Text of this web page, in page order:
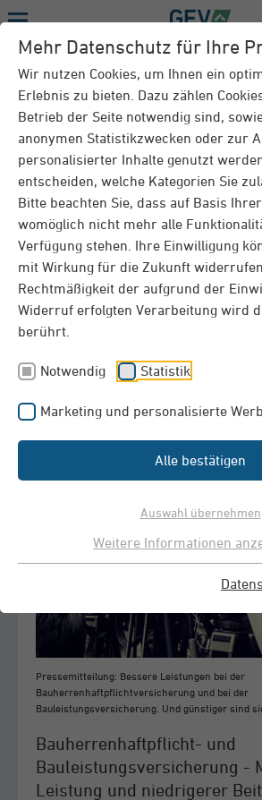
Mehr Datenschutz für Ihre
Wir nutzen Cookies, um Ihnen ein
Erlebnis zu bieten. Dazu zählen
Betrieb der Seite notwendig sind,
anonymen Statistikzwecken oder zur
personalisierter Inhalte genutzt
entscheiden, welche Kategorien Sie
Bitte beachten Sie, dass auf Basis
womöglich nicht mehr alle
Verfügung stehen. Ihre Einwilligung
mit Wirkung für die Zukunft
Rechtmäßigkeit der aufgrund der
Widerruf erfolgten Verarbeitung wird
berührt.
Notwendig Statistik
Marketing und personalisierte
Alle bestätigen
Auswahl übernehmen
Weitere Informationen
AKTUELLES
Pressemeldung: Sicher
16.04.2019
Als GEV Grundeigentümer-
die zwei wichtigsten
Neubauvorhaben jetzt mit
und erhöhten
Bauherrenhaftpflichtversicherung
Bauleistungsversicherung.
deutlich die Beiträge für diese beiden
Versicherungen. Sie sind damit
interessant für den Neubau von Ein-
Pressemitteilung: Bessere Leistungen bei der
Bauherrenhaftpflichtversicherung und bei der
Bauleistungsversicherung. Und günstiger sind
Bauherrenhaftpflicht- und
Bauleistungsversicherung -
Leistung und niedrigerer